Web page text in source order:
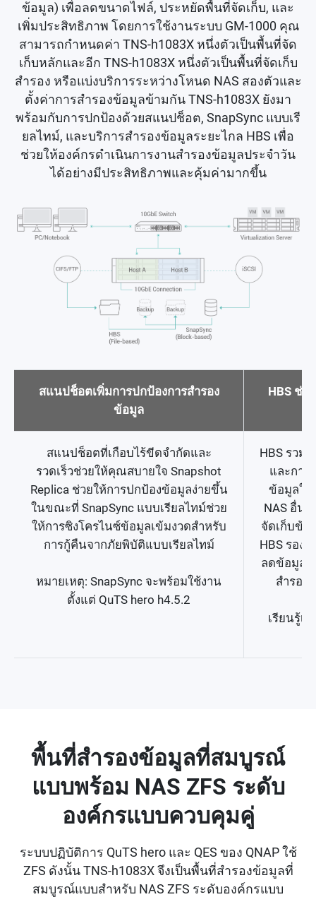
ข้อมูล) เพื่อลดขนาดไฟล์, ประหยัดพื้นที่จัดเก็บ, และ
เพิ่มประสิทธิภาพ โดยการใช้งานระบบ GM-1000 คุณ
สามารถกำหนดค่า TNS-h1083X หนึ่งตัวเป็นพื้นที่จัด
เก็บหลักและอีก TNS-h1083X หนึ่งตัวเป็นพื้นที่จัดเก็บ
สำรอง หรือแบ่งบริการระหว่างโหนด NAS สองตัวและ
ตั้งค่าการสำรองข้อมูลข้ามกัน TNS-h1083X ยังมา
พร้อมกับการปกป้องด้วยสแนปช็อต, SnapSync แบบเรี
ยลไทม์, และบริการสำรองข้อมูลระยะไกล HBS เพื่อ
ช่วยให้องค์กรดำเนินการงานสำรองข้อมูลประจำวัน
ได้อย่างมีประสิทธิภาพและคุ้มค่ามากขึ้น
สแนปช็อตเพิ่มการปกป้องการสำรอง
ข้อมูล
HBS ช่ว
สแนปช็อตที่เกือบไร้ขีดจำกัดและ
รวดเร็วช่วยให้คุณสบายใจ Snapshot
Replica ช่วยให้การปกป้องข้อมูลง่ายขึ้น
ในขณะที่ SnapSync แบบเรียลไทม์ช่วย
ให้การซิงโครไนซ์ข้อมูลเข้มงวดสำหรับ
การกู้คืนจากภัยพิบัติแบบเรียลไทม์
หมายเหตุ: SnapSync จะพร้อมใช้งาน
ตั้งแต่ QuTS hero h4.5.2
HBS รวม
และการ
ข้อมูลใน
NAS อื่น
จัดเก็บข้อ
HBS รอง
ลดข้อมูลซ้
สำรอง
เรียนรู้เ
พื้นที่สำรองข้อมูลที่สมบูรณ์
แบบพร้อม NAS ZFS ระดับ
องค์กรแบบควบคุมคู่
ระบบปฏิบัติการ QuTS hero และ QES ของ QNAP ใช้
ZFS ดังนั้น TNS-h1083X จึงเป็นพื้นที่สำรองข้อมูลที่
สมบูรณ์แบบสำหรับ NAS ZFS ระดับองค์กรแบบ